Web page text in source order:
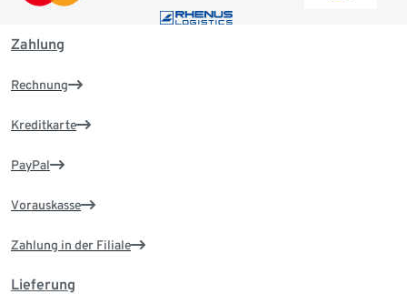
Zahlung
Rechnung
Kreditkarte
PayPal
Vorauskasse
Zahlung in der Filiale
Lieferung